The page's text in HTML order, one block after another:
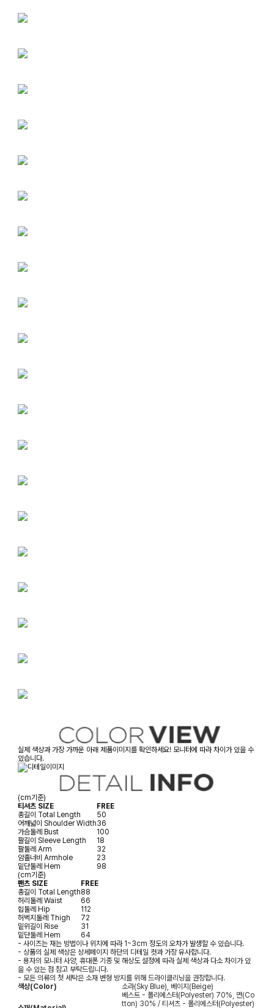
실제 색상과 가장 가까운 아래 제품이미지를 확인하세요! 모니터에 따라 차이가 있을 수
있습니다.
(cm기준)
티셔츠 SIZE
FREE
총길이 Total Length
50
어깨넓이 Shoulder Width36
가슴둘레 Bust
100
팔길이 Sleeve Length
18
팔둘레 Arm
32
암홀너비 Armhole
23
밑단둘레 Hem
98
(cm기준)
팬츠 SIZE
FREE
총길이 Total Length88
허리둘레 Waist
66
힙둘레 Hip
112
허벅지둘레 Thigh
72
밑위길이 Rise
31
밑단둘레 Hem
64
- 사이즈는 재는 방법이나 위치에 따라 1~3cm 정도의 오차가 발생할 수 있습니다.
- 상품의 실제 색상은 상세페이지 하단의 디테일 컷과 가장 유사합니다.
- 용자의 모니터 사양, 휴대폰 기종 및 해상도 설정에 따라 실제 색상과 다소 차이가 있
을 수 있는 점 참고 부탁드립니다.
- 모든 의류의 첫 세탁은 소재 변형 방지를 위해 드라이클리닝을 권장합니다.
색상(Color)
소라(Sky Blue), 베이지(Beige)
베스트 - 폴리에스터(Polyester) 70%, 면(Co
tton) 30% / 티셔츠 - 폴리에스터(Polyester)